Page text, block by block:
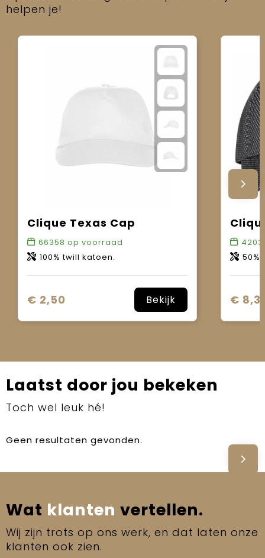
helpen je!
Clique Texas Cap
66358 op voorraad
100% twill katoen.
€ 2,50 Bekijk
4203
50%
€
Laatst door jou bekeken
Toch wel leuk hé!
Geen resultaten gevonden.
Wat klanten vertellen.
Wij zijn trots op ons werk, en dat laten onze
klanten ook zien.